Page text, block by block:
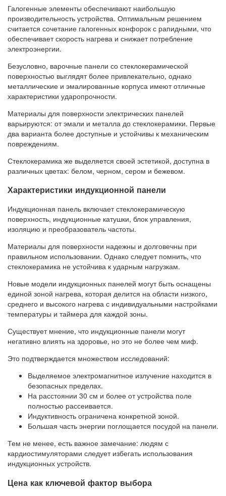
Галогенные элементы обеспечивают наибольшую
производительность устройства. Оптимальным решением
считается сочетание галогенных конфорок с рапидными, что
обеспечивает скорость нагрева и снижает потребление
электроэнергии.
Безусловно, варочные панели со стеклокерамической
поверхностью выглядят более привлекательно, однако
металлические и эмалированные корпуса имеют отличные
характеристики ударопрочности.
Материалы для поверхности электрических панелей
варьируются: от эмали и металла до стеклокерамики. Первые
два варианта более доступные и устойчивы к механическим
повреждениям.
Стеклокерамика же выделяется своей эстетикой, доступна в
различных цветах: белом, черном, сером и бежевом.
Характеристики индукционной панели
Индукционная панель включает стеклокерамическую
поверхность, индукционные катушки, блок управления,
изоляцию и преобразователь частоты.
Материалы для поверхности надежны и долговечны при
правильном использовании. Однако следует помнить, что
стеклокерамика не устойчива к ударным нагрузкам.
Новые модели индукционных панелей могут быть оснащены
единой зоной нагрева, которая делится на области низкого,
среднего и высокого нагрева с индивидуальными настройками
температуры и таймера для каждой зоны.
Существует мнение, что индукционные панели могут
негативно влиять на здоровье, но это не более чем миф.
Это подтверждается множеством исследований:
Выделяемое электромагнитное излучение находится в
безопасных пределах.
На расстоянии 30 см и более от устройства поле
полностью рассеивается.
Индуктивность ограничена конкретной зоной.
Большая часть энергии поглощается посудой на панели.
Тем не менее, есть важное замечание: людям с
кардиостимуляторами следует избегать использования
индукционных устройств.
Цена как ключевой фактор выбора